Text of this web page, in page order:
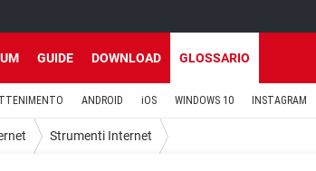
GUIDE DOWNLOAD GLOSSARIO
ANDROID iOS WINDOWS 10 INSTAGRAM
Strumenti Internet